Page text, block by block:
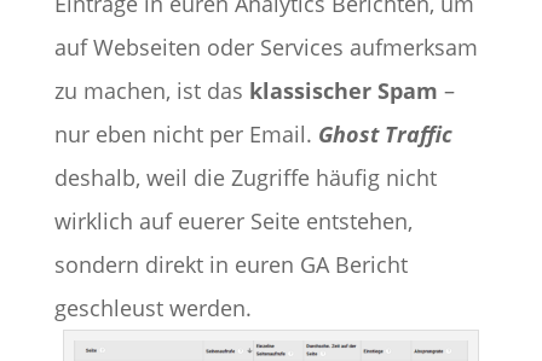
auf Webseiten oder Services aufmerksam
zu machen, ist das klassischer Spam –
nur eben nicht per Email. Ghost Traffic
deshalb, weil die Zugriffe häufig nicht
wirklich auf euerer Seite entstehen,
sondern direkt in euren GA Bericht
geschleust werden.